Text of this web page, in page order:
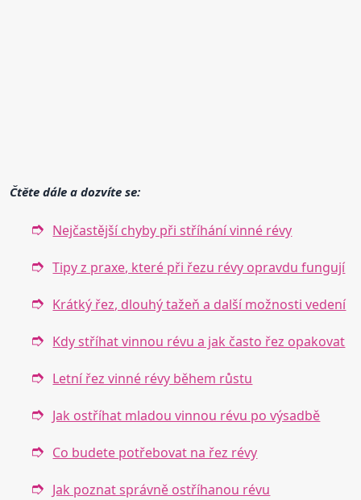
Čtěte dále a dozvíte se:
Nejčastější chyby při stříhání vinné révy
Tipy z praxe, které při řezu révy opravdu fungují
Krátký řez, dlouhý tažeň a další možnosti vedení
Kdy stříhat vinnou révu a jak často řez opakovat
Letní řez vinné révy během růstu
Jak ostříhat mladou vinnou révu po výsadbě
Co budete potřebovat na řez révy
Jak poznat správně ostříhanou révu